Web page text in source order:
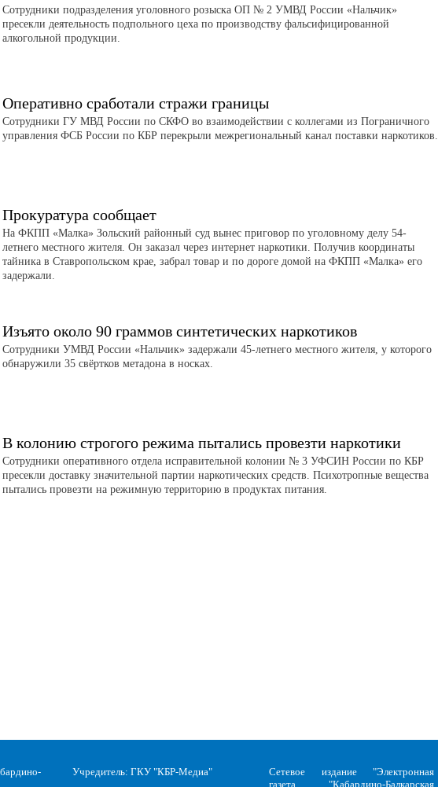
Сотрудники подразделения уголовного розыска ОП № 2 УМВД России «Нальчик»
пресекли деятельность подпольного цеха по производству фальсифицированной
алкогольной продукции.
Оперативно сработали стражи границы
Сотрудники ГУ МВД России по СКФО во взаимодействии с коллегами из Пограничного
управления ФСБ России по КБР перекрыли межрегиональный канал поставки наркотиков.
Прокуратура сообщает
На ФКПП «Малка» Зольский районный суд вынес приговор по уголовному делу 54-
летнего местного жителя. Он заказал через интернет наркотики. Получив координаты
тайника в Ставропольском крае, забрал товар и по дороге домой на ФКПП «Малка» его
задержали.
Изъято около 90 граммов синтетических наркотиков
Сотрудники УМВД России «Нальчик» задержали 45-летнего местного жителя, у которого
обнаружили 35 свёртков метадона в носках.
В колонию строгого режима пытались провезти наркотики
Сотрудники оперативного отдела исправительной колонии № 3 УФСИН России по КБР
пресекли доставку значительной партии наркотических средств. Психотропные вещества
пытались провезти на режимную территорию в продуктах питания.
Учредитель: ГКУ "КБР-Медиа"
Сетевое издание "Электронная
газета "Кабардино-Балкарская